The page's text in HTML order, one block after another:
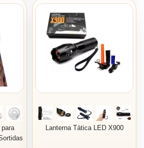
Lanterna Tática LED X900